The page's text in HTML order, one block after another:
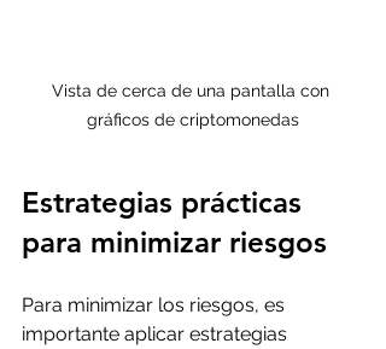
Vista de cerca de una pantalla con
gráficos de criptomonedas
Estrategias prácticas
para minimizar riesgos
Para minimizar los riesgos, es
importante aplicar estrategias